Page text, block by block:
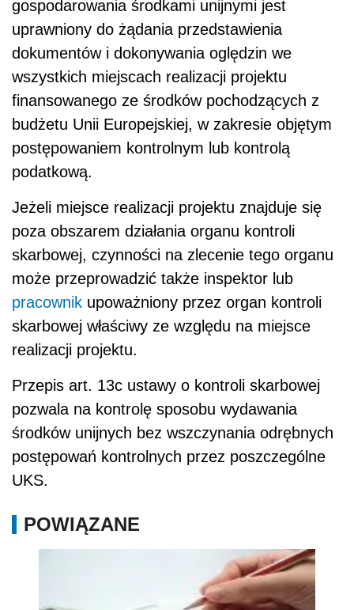
gospodarowania środkami unijnymi jest
uprawniony do żądania przedstawienia
dokumentów i dokonywania oględzin we
wszystkich miejscach realizacji projektu
finansowanego ze środków pochodzących z
budżetu Unii Europejskiej, w zakresie objętym
postępowaniem kontrolnym lub kontrolą
podatkową.
Jeżeli miejsce realizacji projektu znajduje się
poza obszarem działania organu kontroli
skarbowej, czynności na zlecenie tego organu
może przeprowadzić także inspektor lub
pracownik upoważniony przez organ kontroli
skarbowej właściwy ze względu na miejsce
realizacji projektu.
Przepis art. 13c ustawy o kontroli skarbowej
pozwala na kontrolę sposobu wydawania
środków unijnych bez wszczynania odrębnych
postępowań kontrolnych przez poszczególne
UKS.
POWIĄZANE